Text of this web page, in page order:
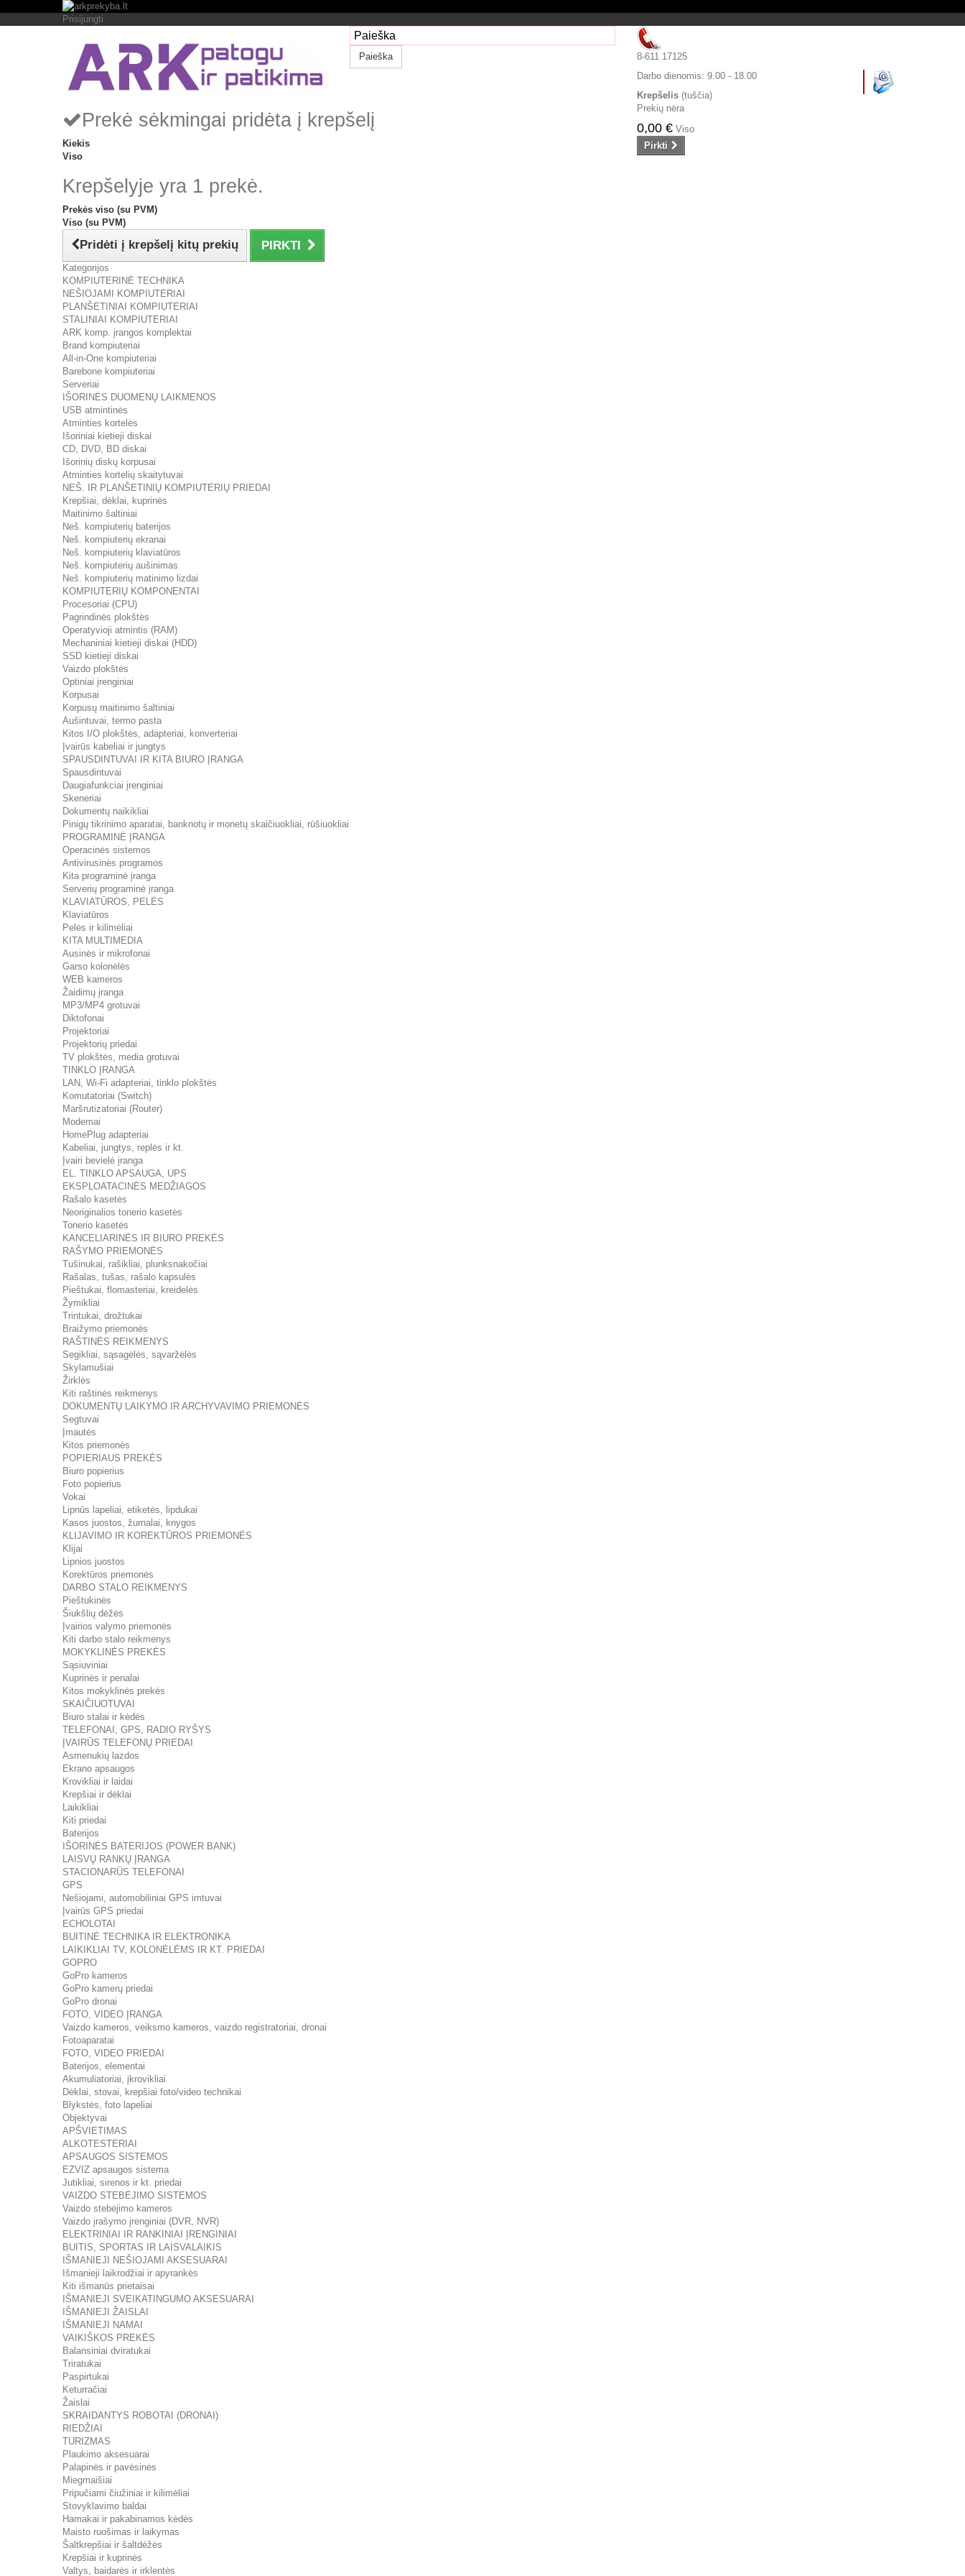
Prisijungti
Paieška
8-611 17125
Darbo dienomis:9.00 - 18.00
Krepšelis (tuščia)
Prekių nėra
0,00 € Viso
Pirkti
Prekė sėkmingai pridėta į krepšelį
Kiekis
Viso
Krepšelyje yra 1 prekė.
Prekės viso (su PVM)
Viso (su PVM)
Pridėti į krepšelį kitų prekių PIRKTI
Kategorijos
KOMPIUTERINĖ TECHNIKA
NEŠIOJAMI KOMPIUTERIAI
PLANŠETINIAI KOMPIUTERIAI
STALINIAI KOMPIUTERIAI
ARK komp. įrangos komplektai
Brand kompiuteriai
All-in-One kompiuteriai
Barebone kompiuteriai
Serveriai
IŠORINĖS DUOMENŲ LAIKMENOS
USB atmintinės
Atminties kortelės
Išoriniai kietieji diskai
CD, DVD, BD diskai
Išorinių diskų korpusai
Atminties kortelių skaitytuvai
NEŠ. IR PLANŠETINIŲ KOMPIUTERIŲ PRIEDAI
Krepšiai, dėklai, kuprinės
Maitinimo šaltiniai
Neš. kompiuterių baterijos
Neš. kompiuterių ekranai
Neš. kompiuterių klaviatūros
Neš. kompiuterių aušinimas
Neš. kompiuterių matinimo lizdai
KOMPIUTERIŲ KOMPONENTAI
Procesoriai (CPU)
Pagrindinės plokštės
Operatyvioji atmintis (RAM)
Mechaniniai kietieji diskai (HDD)
SSD kietieji diskai
Vaizdo plokštės
Optiniai įrenginiai
Korpusai
Korpusų maitinimo šaltiniai
Aušintuvai, termo pasta
Kitos I/O plokštės, adapteriai, konverteriai
Įvairūs kabeliai ir jungtys
SPAUSDINTUVAI IR KITA BIURO ĮRANGA
Spausdintuvai
Daugiafunkciai įrenginiai
Skeneriai
Dokumentų naikikliai
Pinigų tikrinimo aparatai, banknotų ir monetų skaičiuokliai, rūšiuokliai
PROGRAMINĖ ĮRANGA
Operacinės sistemos
Antivirusinės programos
Kita programinė įranga
Serverių programinė įranga
KLAVIATŪROS, PELĖS
Klaviatūros
Pelės ir kilimėliai
KITA MULTIMEDIA
Ausinės ir mikrofonai
Garso kolonėlės
WEB kameros
Žaidimų įranga
MP3/MP4 grotuvai
Diktofonai
Projektoriai
Projektorių priedai
TV plokštės, media grotuvai
TINKLO ĮRANGA
LAN, Wi-Fi adapteriai, tinklo plokštės
Komutatoriai (Switch)
Maršrutizatoriai (Router)
Modemai
HomePlug adapteriai
Kabeliai, jungtys, replės ir kt.
Įvairi bevielė įranga
EL. TINKLO APSAUGA, UPS
EKSPLOATACINĖS MEDŽIAGOS
Rašalo kasetės
Neoriginalios tonerio kasetės
Tonerio kasetės
KANCELIARINĖS IR BIURO PREKĖS
RAŠYMO PRIEMONĖS
Tušinukai, rašikliai, plunksnakočiai
Rašalas, tušas, rašalo kapsulės
Pieštukai, flomasteriai, kreidelės
Žymikliai
Trintukai, drožtukai
Braižymo priemonės
RAŠTINĖS REIKMENYS
Segikliai, sąsagėlės, sąvaržėlės
Skylamušiai
Žirklės
Kiti raštinės reikmenys
DOKUMENTŲ LAIKYMO IR ARCHYVAVIMO PRIEMONĖS
Segtuvai
Įmautės
Kitos priemonės
POPIERIAUS PREKĖS
Biuro popierius
Foto popierius
Vokai
Lipnūs lapeliai, etiketės, lipdukai
Kasos juostos, žurnalai, knygos
KLIJAVIMO IR KOREKTŪROS PRIEMONĖS
Klijai
Lipnios juostos
Korektūros priemonės
DARBO STALO REIKMENYS
Pieštukinės
Šiukšlių dėžės
Įvairios valymo priemonės
Kiti darbo stalo reikmenys
MOKYKLINĖS PREKĖS
Sąsiuviniai
Kuprinės ir penalai
Kitos mokyklinės prekės
SKAIČIUOTUVAI
Biuro stalai ir kėdės
TELEFONAI, GPS, RADIO RYŠYS
ĮVAIRŪS TELEFONŲ PRIEDAI
Asmenukių lazdos
Ekrano apsaugos
Krovikliai ir laidai
Krepšiai ir dėklai
Laikikliai
Kiti priedai
Baterijos
IŠORINĖS BATERIJOS (POWER BANK)
LAISVŲ RANKŲ ĮRANGA
STACIONARŪS TELEFONAI
GPS
Nešiojami, automobiliniai GPS imtuvai
Įvairūs GPS priedai
ECHOLOTAI
BUITINĖ TECHNIKA IR ELEKTRONIKA
LAIKIKLIAI TV, KOLONĖLĖMS IR KT. PRIEDAI
GOPRO
GoPro kameros
GoPro kamerų priedai
GoPro dronai
FOTO, VIDEO ĮRANGA
Vaizdo kameros, veiksmo kameros, vaizdo registratoriai, dronai
Fotoaparatai
FOTO, VIDEO PRIEDAI
Baterijos, elementai
Akumuliatoriai, įkrovikliai
Dėklai, stovai, krepšiai foto/video technikai
Blykstės, foto lapeliai
Objektyvai
APŠVIETIMAS
ALKOTESTERIAI
APSAUGOS SISTEMOS
EZVIZ apsaugos sistema
Jutikliai, sirenos ir kt. priedai
VAIZDO STEBĖJIMO SISTEMOS
Vaizdo stebėjimo kameros
Vaizdo įrašymo įrenginiai (DVR, NVR)
ELEKTRINIAI IR RANKINIAI ĮRENGINIAI
BUITIS, SPORTAS IR LAISVALAIKIS
IŠMANIEJI NEŠIOJAMI AKSESUARAI
Išmanieji laikrodžiai ir apyrankės
Kiti išmanūs prietaisai
IŠMANIEJI SVEIKATINGUMO AKSESUARAI
IŠMANIEJI ŽAISLAI
IŠMANIEJI NAMAI
VAIKIŠKOS PREKĖS
Balansiniai dviratukai
Triratukai
Paspirtukai
Keturračiai
Žaislai
SKRAIDANTYS ROBOTAI (DRONAI)
RIEDŽIAI
TURIZMAS
Plaukimo aksesuarai
Palapinės ir pavėsinės
Miegmaišiai
Pripučiami čiužiniai ir kilimėliai
Stovyklavimo baldai
Hamakai ir pakabinamos kėdės
Maisto ruošimas ir laikymas
Šaltkrepšiai ir šaltdėžės
Krepšiai ir kuprinės
Valtys, baidarės ir irklentės